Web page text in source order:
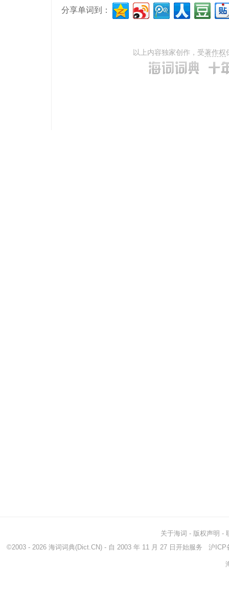
分享单词到：
以上内容独家创作，受著作权
关于海词 - 版权声明 -
©2003 - 2026 海词词典(Dict.CN) - 自 2003 年 11 月 27 日开始服务 沪ICP